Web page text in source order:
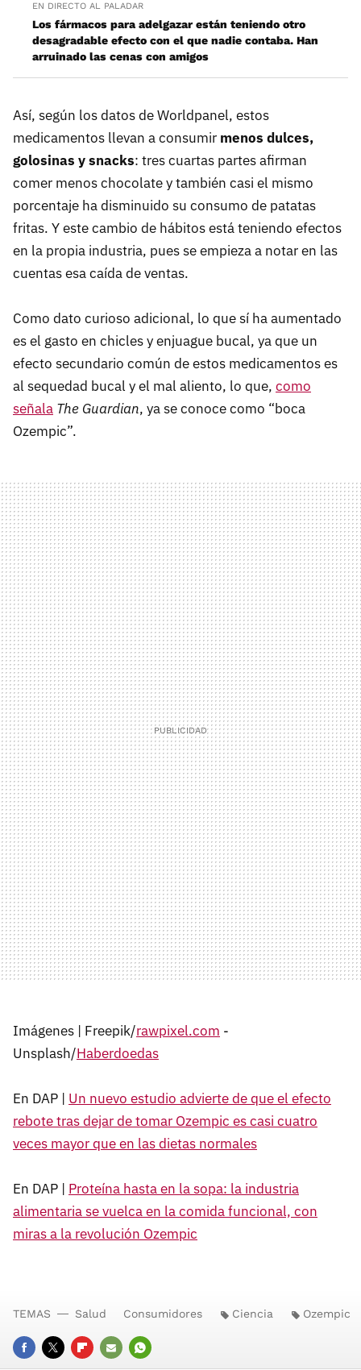
EN DIRECTO AL PALADAR
Los fármacos para adelgazar están teniendo otro
desagradable efecto con el que nadie contaba. Han
arruinado las cenas con amigos
Así, según los datos de Worldpanel, estos
medicamentos llevan a consumir menos dulces,
golosinas y snacks: tres cuartas partes afirman
comer menos chocolate y también casi el mismo
porcentaje ha disminuido su consumo de patatas
fritas. Y este cambio de hábitos está teniendo efectos
en la propia industria, pues se empieza a notar en las
cuentas esa caída de ventas.
Como dato curioso adicional, lo que sí ha aumentado
es el gasto en chicles y enjuague bucal, ya que un
efecto secundario común de estos medicamentos es
al sequedad bucal y el mal aliento, lo que, como
señala The Guardian, ya se conoce como “boca
Ozempic”.
Imágenes | Freepik/rawpixel.com -
Unsplash/Haberdoedas
En DAP | Un nuevo estudio advierte de que el efecto
rebote tras dejar de tomar Ozempic es casi cuatro
veces mayor que en las dietas normales
En DAP | Proteína hasta en la sopa: la industria
alimentaria se vuelca en la comida funcional, con
miras a la revolución Ozempic
TEMAS Salud Consumidores Ciencia Ozempic